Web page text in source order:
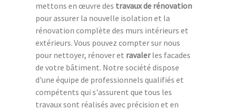
mettons en œuvre des travaux de rénovation
pour assurer la nouvelle isolation et la
rénovation complète des murs intérieurs et
extérieurs. Vous pouvez compter sur nous
pour nettoyer, rénover et ravalerles facades
de votre bâtiment. Notre société dispose
d'une équipe de professionnels qualifiés et
compétents qui s'assurent que tous les
travaux sont réalisés avec précision et en